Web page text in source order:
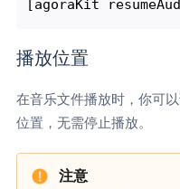
播放位置
在音乐文件播放时，你可
位置，无需停止播放。